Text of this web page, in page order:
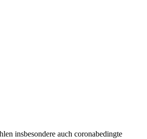
insbesondere auch coronabedingte